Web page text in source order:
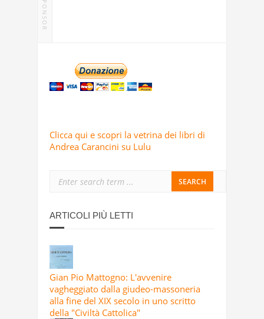
SPONSOR
Clicca qui e scopri la vetrina dei libri di
Andrea Carancini su Lulu
ARTICOLI PIÙ LETTI
Gian Pio Mattogno: L'avvenire
vagheggiato dalla giudeo-massoneria
alla fine del XIX secolo in uno scritto
della "Civiltà Cattolica"